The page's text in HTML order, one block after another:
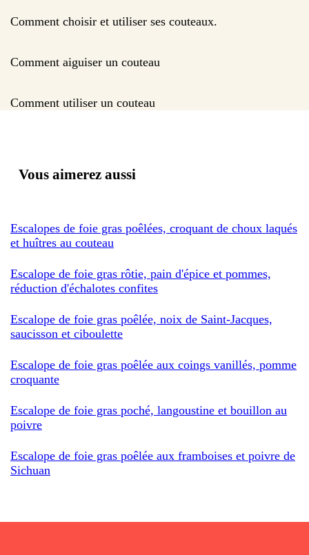
Comment choisir et utiliser ses couteaux.
Comment aiguiser un couteau
Comment utiliser un couteau
Vous aimerez aussi
Escalopes de foie gras poêlées, croquant de choux laqués
et huîtres au couteau
Escalope de foie gras rôtie, pain d'épice et pommes,
réduction d'échalotes confites
Escalope de foie gras poêlée, noix de Saint-Jacques,
saucisson et ciboulette
Escalope de foie gras poêlée aux coings vanillés, pomme
croquante
Escalope de foie gras poché, langoustine et bouillon au
poivre
Escalope de foie gras poêlée aux framboises et poivre de
Sichuan